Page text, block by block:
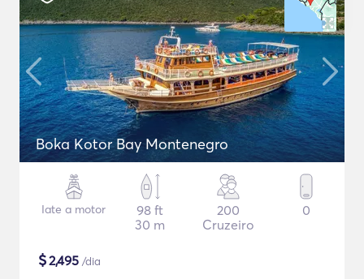
Boka Kotor Bay Montenegro
Iate a motor
98 ft
30 m
200
Cruzeiro
0
$2,495 /dia